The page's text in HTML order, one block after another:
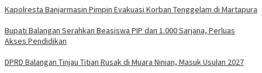
Kapolresta Banjarmasin Pimpin Evakuasi Korban Tenggelam di Martapura
Bupati Balangan Serahkan Beasiswa PIP dan 1.000 Sarjana, Perluas
Akses Pendidikan
DPRD Balangan Tinjau Titian Rusak di Muara Ninian, Masuk Usulan 2027